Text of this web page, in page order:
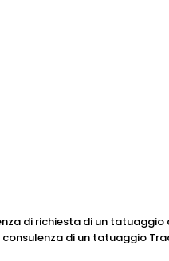
di richiesta di un
di un tatuaggio